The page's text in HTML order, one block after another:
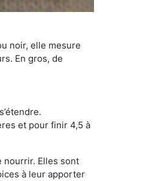
noir, elle mesure
En gros, de
et pour finir 4,5 à
nourrir. Elles sont
à leur apporter